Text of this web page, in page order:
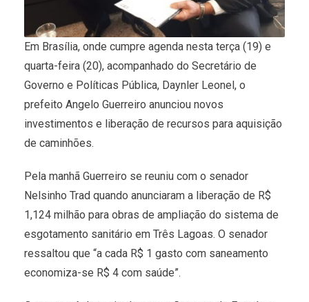
Em Brasília, onde cumpre agenda nesta terça (19) e
quarta-feira (20), acompanhado do Secretário de
Governo e Políticas Pública, Daynler Leonel, o
prefeito Angelo Guerreiro anunciou novos
investimentos e liberação de recursos para aquisição
de caminhões.
Pela manhã Guerreiro se reuniu com o senador
Nelsinho Trad quando anunciaram a liberação de R$
1,124 milhão para obras de ampliação do sistema de
esgotamento sanitário em Três Lagoas. O senador
ressaltou que “a cada R$ 1 gasto com saneamento
economiza-se R$ 4 com saúde”.